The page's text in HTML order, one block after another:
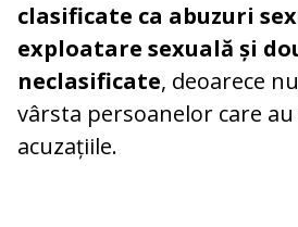
clasificate ca abuzuri
exploatare sexuală și
neclasificate, deoarece
vârsta persoanelor care
acuzațiile.